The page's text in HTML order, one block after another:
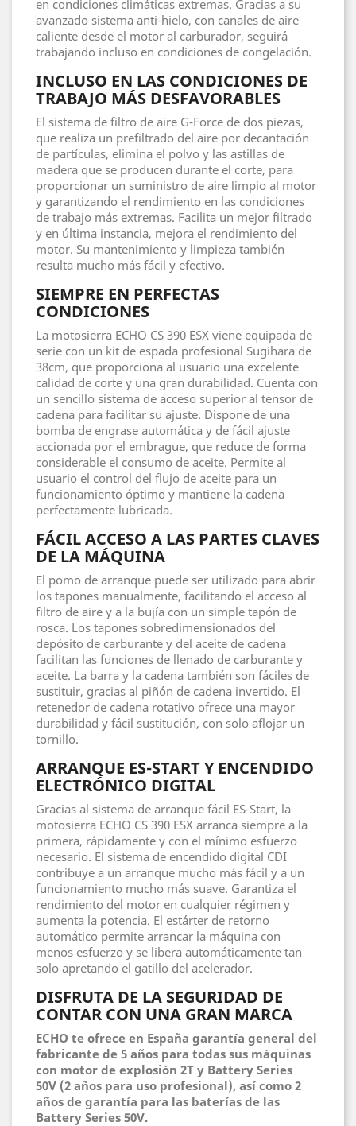
en condiciones climáticas extremas. Gracias a su
avanzado sistema anti-hielo, con canales de aire
caliente desde el motor al carburador, seguirá
trabajando incluso en condiciones de congelación.
INCLUSO EN LAS CONDICIONES DE
TRABAJO MÁS DESFAVORABLES
El sistema de filtro de aire G-Force de dos piezas,
que realiza un prefiltrado del aire por decantación
de partículas, elimina el polvo y las astillas de
madera que se producen durante el corte, para
proporcionar un suministro de aire limpio al motor
y garantizando el rendimiento en las condiciones
de trabajo más extremas. Facilita un mejor filtrado
y en última instancia, mejora el rendimiento del
motor. Su mantenimiento y limpieza también
resulta mucho más fácil y efectivo.
SIEMPRE EN PERFECTAS
CONDICIONES
La motosierra ECHO CS 390 ESX viene equipada de
serie con un kit de espada profesional Sugihara de
38cm, que proporciona al usuario una excelente
calidad de corte y una gran durabilidad. Cuenta con
un sencillo sistema de acceso superior al tensor de
cadena para facilitar su ajuste. Dispone de una
bomba de engrase automática y de fácil ajuste
accionada por el embrague, que reduce de forma
considerable el consumo de aceite. Permite al
usuario el control del flujo de aceite para un
funcionamiento óptimo y mantiene la cadena
perfectamente lubricada.
FÁCIL ACCESO A LAS PARTES CLAVES
DE LA MÁQUINA
El pomo de arranque puede ser utilizado para abrir
los tapones manualmente, facilitando el acceso al
filtro de aire y a la bujía con un simple tapón de
rosca. Los tapones sobredimensionados del
depósito de carburante y del aceite de cadena
facilitan las funciones de llenado de carburante y
aceite. La barra y la cadena también son fáciles de
sustituir, gracias al piñón de cadena invertido. El
retenedor de cadena rotativo ofrece una mayor
durabilidad y fácil sustitución, con solo aflojar un
tornillo.
ARRANQUE ES-START Y ENCENDIDO
ELECTRÓNICO DIGITAL
Gracias al sistema de arranque fácil ES-Start, la
motosierra ECHO CS 390 ESX arranca siempre a la
primera, rápidamente y con el mínimo esfuerzo
necesario. El sistema de encendido digital CDI
contribuye a un arranque mucho más fácil y a un
funcionamiento mucho más suave. Garantiza el
rendimiento del motor en cualquier régimen y
aumenta la potencia. El estárter de retorno
automático permite arrancar la máquina con
menos esfuerzo y se libera automáticamente tan
solo apretando el gatillo del acelerador.
DISFRUTA DE LA SEGURIDAD DE
CONTAR CON UNA GRAN MARCA
ECHO te ofrece en España garantía general del
fabricante de 5 años para todas sus máquinas
con motor de explosión 2T y Battery Series
50V (2 años para uso profesional), así como 2
años de garantía para las baterías de las
Battery Series 50V.